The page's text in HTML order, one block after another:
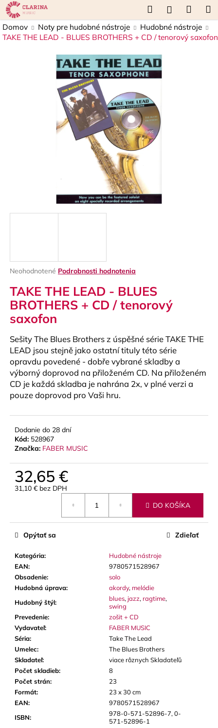
Prejsť
na
obsah
Hľadať
košík
Domov Noty pre hudobné nástroje
Hudobné nástroje
TAKE THE LEAD - BLUES BROTHERS + CD / tenorový saxofon
Priemerné
produktu
je
0,0
z
5
hviezdičiek.
Neohodnotené Podrobnosti hodnotenia
TAKE THE LEAD - BLUES
BROTHERS + CD / tenorový
saxofon
Sešity The Blues Brothers z úspěšné série TAKE THE
LEAD jsou stejně jako ostatní tituly této série
opravdu povedené - dobře vybrané skladby a
výborný doprovod na přiloženém CD. Na přiloženém
CD je každá skladba je nahrána 2x, v plné verzi a
pouze doprovod pro Vaši hru.
Dodanie do 28 dní
Kód: 528967
Značka: FABER MUSIC
32,65 €
31,10 € bez DPH
DO KOŠÍKA
Kategória:
Hudobné nástroje
EAN:
9780571528967
Obsadenie:
solo
Hudobná úprava: akordy, melódie
Hudobný štýl: blues, jazz, ragtime,
swing
Prevedenie:
zošit + CD
Vydavateľ:
FABER MUSIC
Séria:
Take The Lead
Umelec:
The Blues Brothers
Skladateľ:
viace rôznych Skladateľů
Počet skladieb:
8
Počet strán:
23
Formát:
23 x 30 cm
EAN:
9780571528967
ISBN:
978-0-571-52896-7, 0-
571-52896-1
Opýtať sa Zdieľať
K
o
š
Späť
Späť
n
ť
O
d
p
r
ú
a
m
NA
ALT
SAXOFÓN
3,90